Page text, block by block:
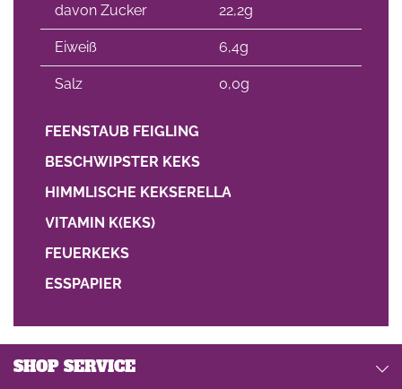
davon Zucker 22,2g
Eiweiß 6,4g
Salz 0,0g
FEENSTAUB FEIGLING
BESCHWIPSTER KEKS
HIMMLISCHE KEKSERELLA
VITAMIN K(EKS)
FEUERKEKS
ESSPAPIER
SHOP SERVICE